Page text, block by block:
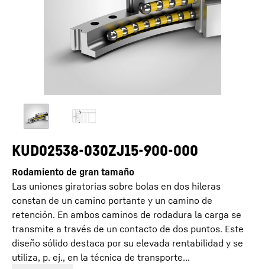
KUD02538-030ZJ15-900-000
Rodamiento de gran tamaño
Las uniones giratorias sobre bolas en dos hileras
constan de un camino portante y un camino de
retención. En ambos caminos de rodadura la carga se
transmite a través de un contacto de dos puntos. Este
diseño sólido destaca por su elevada rentabilidad y se
utiliza, p. ej., en la técnica de transporte...